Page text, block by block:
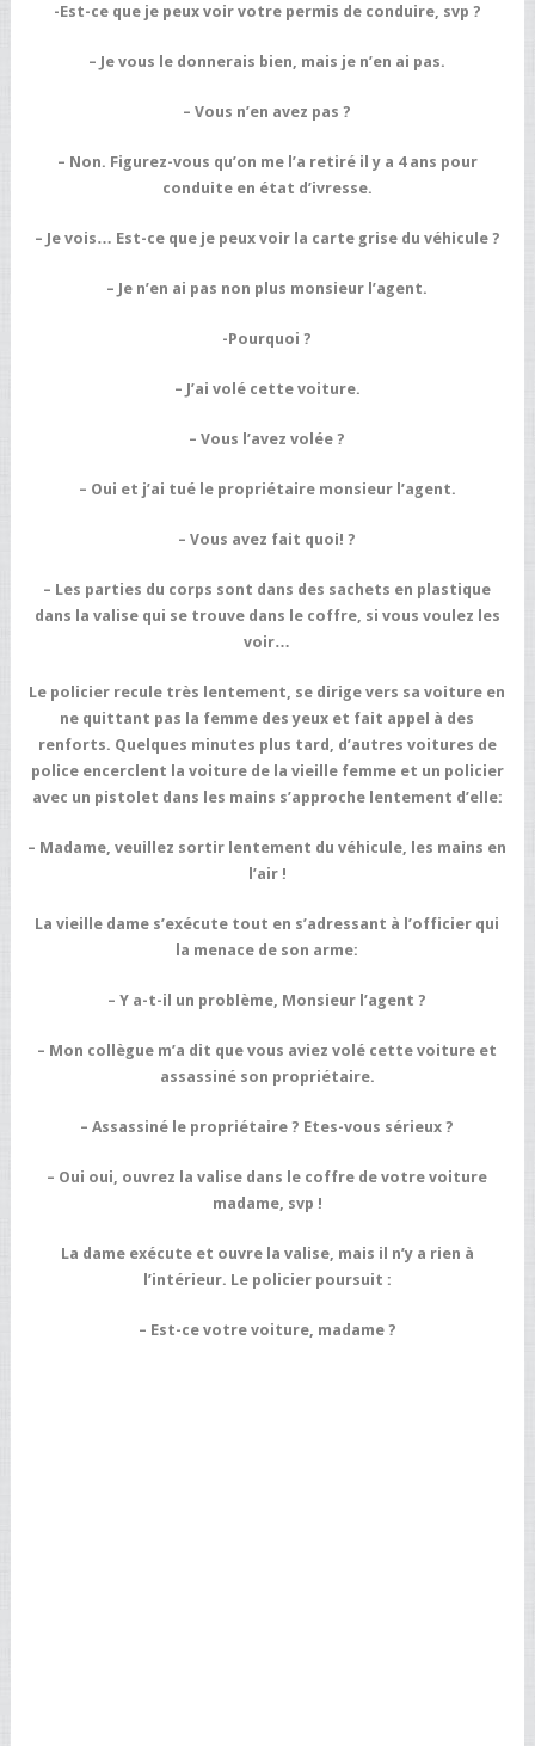
-Est-ce que je peux voir votre permis de conduire, svp ?
– Je vous le donnerais bien, mais je n’en ai pas.
– Vous n’en avez pas ?
– Non. Figurez-vous qu’on me l’a retiré il y a 4 ans pour
conduite en état d’ivresse.
– Je vois… Est-ce que je peux voir la carte grise du véhicule ?
– Je n’en ai pas non plus monsieur l’agent.
-Pourquoi ?
– J’ai volé cette voiture.
– Vous l’avez volée ?
– Oui et j’ai tué le propriétaire monsieur l’agent.
– Vous avez fait quoi! ?
– Les parties du corps sont dans des sachets en plastique
dans la valise qui se trouve dans le coffre, si vous voulez les
voir…
Le policier recule très lentement, se dirige vers sa voiture en
ne quittant pas la femme des yeux et fait appel à des
renforts. Quelques minutes plus tard, d’autres voitures de
police encerclent la voiture de la vieille femme et un policier
avec un pistolet dans les mains s’approche lentement d’elle:
– Madame, veuillez sortir lentement du véhicule, les mains en
l’air !
La vieille dame s’exécute tout en s’adressant à l’officier qui
la menace de son arme:
– Y a-t-il un problème, Monsieur l’agent ?
– Mon collègue m’a dit que vous aviez volé cette voiture et
assassiné son propriétaire.
– Assassiné le propriétaire ? Etes-vous sérieux ?
– Oui oui, ouvrez la valise dans le coffre de votre voiture
madame, svp !
La dame exécute et ouvre la valise, mais il n’y a rien à
l’intérieur. Le policier poursuit :
– Est-ce votre voiture, madame ?